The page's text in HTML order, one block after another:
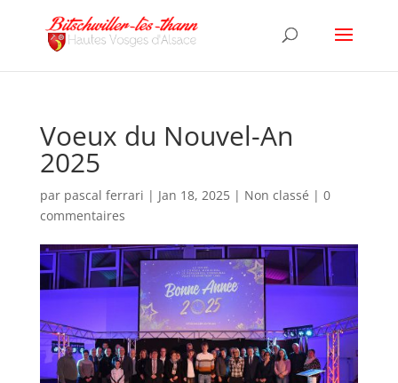
Voeux du Nouvel-An
2025
par pascal ferrari | Jan 18, 2025| Non classé | 0
commentaires